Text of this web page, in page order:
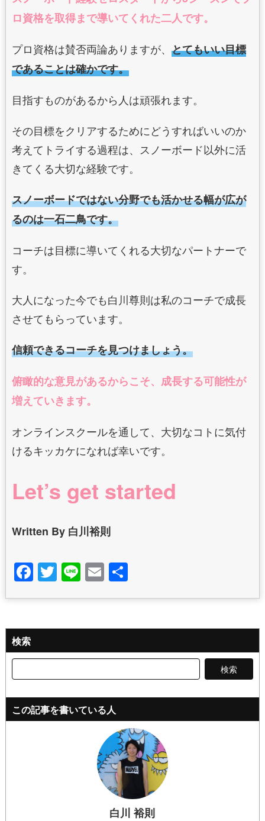
ロ資格を取得まで導いてくれた二人です。
プロ資格は賛否両論ありますが、 とてもいい目標
であることは確かです。
目指すものがあるから人は頑張れます。
その目標をクリアするためにどうすればいいのか
考えてトライする過程は、スノーボード以外に活
きてくる大切な経験です。
スノーボードではない分野でも活かせる幅が広が
るのは一石二鳥です。
コーチは目標に導いてくれる大切なパートナーで
す。
大人になった今でも白川尊則は私のコーチで成長
させてもらっています。
信頼できるコーチを見つけましょう。
俯瞰的な意見があるからこそ、成長する可能性が
増えていきます。
オンラインスクールを通して、大切なコトに気付
けるキッカケになれば幸いです。
Let’s get started
Written By 白川裕則
Facebook
Twitter
LineEmail
共
有
検索
この記事を書いている人
白川 裕則